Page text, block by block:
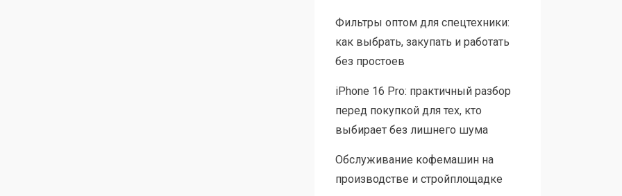
Фильтры оптом для спецтехники:
как выбрать, закупать и работать
без простоев
iPhone 16 Pro: практичный разбор
перед покупкой для тех, кто
выбирает без лишнего шума
Обслуживание кофемашин на
производстве и стройплощадке